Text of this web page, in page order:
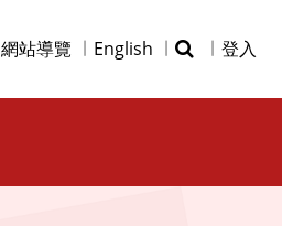
網站導覽 English 登入